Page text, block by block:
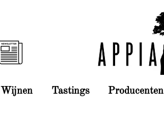
Wijnen Tastings Producenten